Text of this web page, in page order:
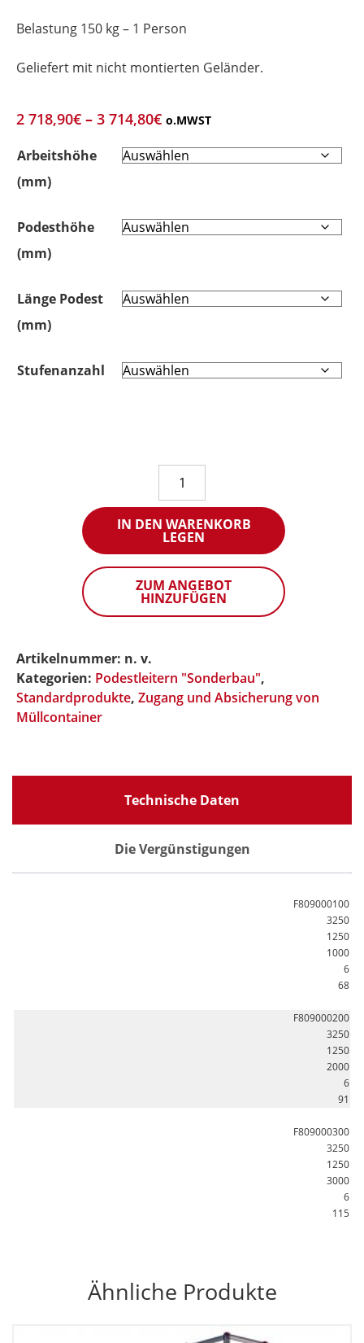
Belastung 150 kg – 1 Person
Geliefert mit nicht montierten Geländer.
2 718,90€ – 3 714,80€ o.MWST
Arbeitshöhe
(mm)
Podesthöhe
(mm)
Länge Podest
(mm)
Stufenanzahl
Plattform
für
Zugang
und
Absicherung
von
Müllcontainer
IN DEN WARENKORB
LEGEN
ZUM ANGEBOT
HINZUFÜGEN
Artikelnummer: n. v.
Kategorien: Podestleitern "Sonderbau",
Standardprodukte, Zugang und Absicherung von
Müllcontainer
Technische Daten
Die Vergünstigungen
F809000100
3250
1250
1000
6
68
F809000200
3250
1250
2000
6
91
F809000300
3250
1250
3000
6
115
Ähnliche Produkte